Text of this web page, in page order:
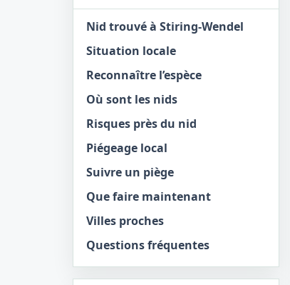
Nid trouvé à Stiring-Wendel
Situation locale
Reconnaître l’espèce
Où sont les nids
Risques près du nid
Piégeage local
Suivre un piège
Que faire maintenant
Villes proches
Questions fréquentes